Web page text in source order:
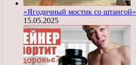
«Ягодичный мостик со штангой»
15.05.2025